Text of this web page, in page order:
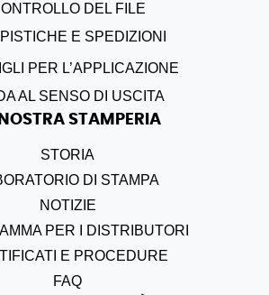
DEL FILE
E SPEDIZIONI
PER L’APPLICAZIONE
AL SENSO DI USCITA
STAMPERIA
STORIA
DI STAMPA
NOTIZIE
PER I DISTRIBUTORI
E PROCEDURE
FAQ